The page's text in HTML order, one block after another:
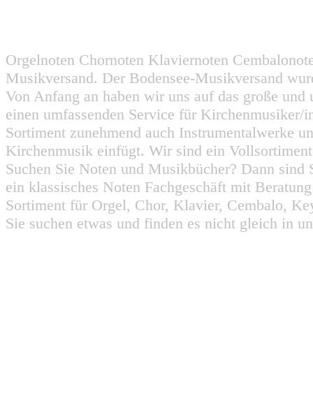
Orgelnoten Chornoten Klaviernoten
Musikversand. Der Bodensee-Musikversand
Von Anfang an haben wir uns auf das große
einen umfassenden Service für
Sortiment zunehmend auch Instrumentalwerke
Kirchenmusik einfügt. Wir sind ein
Suchen Sie Noten und Musikbücher? Dann
ein klassisches Noten Fachgeschäft mit
Sortiment für Orgel, Chor, Klavier, Cembalo,
Sie suchen etwas und finden es nicht gleich in